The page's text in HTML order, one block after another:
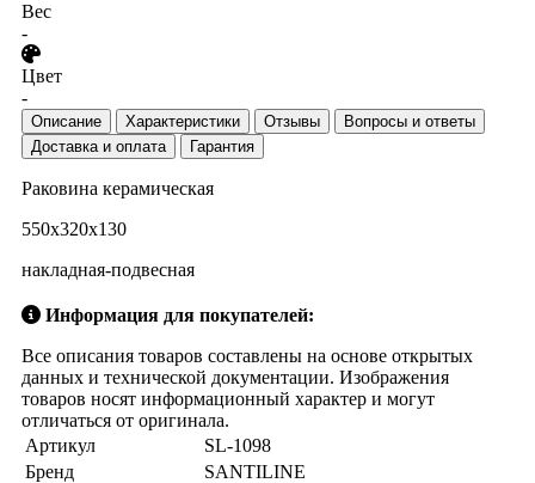
Вес
-
Цвет
-
Описание Характеристики Отзывы
Вопросы и ответы
Доставка и оплата
Гарантия
Раковина керамическая
550x320x130
накладная-подвесная
Информация для покупателей:
Все описания товаров составлены на основе открытых
данных и технической документации. Изображения
товаров носят информационный характер и могут
отличаться от оригинала.
Артикул
SL-1098
Бренд
SANTILINE